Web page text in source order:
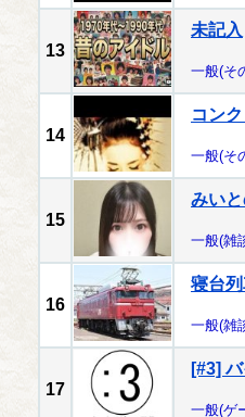
13
未記入
一般(そ
14
コン
一般(そ
15
みい
一般(雑
16
寝台
一般(雑
17
[#3]
一般(ゲ